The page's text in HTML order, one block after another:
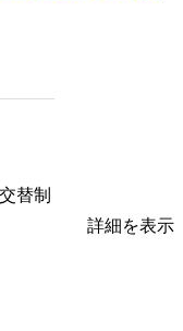
替制
詳細を表示